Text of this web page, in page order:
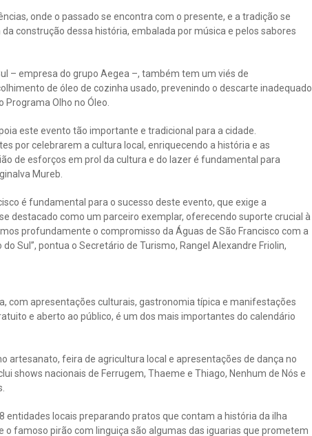
onde o passado se encontra com o presente, e a tradição se
construção dessa história, embalada por música e pelos sabores
– empresa do grupo Aegea –, também tem um viés de
de óleo de cozinha usado, prevenindo o descarte inadequado
Olho no Óleo.
este evento tão importante e tradicional para a cidade.
por celebrarem a cultura local, enriquecendo a história e as
de esforços em prol da cultura e do lazer é fundamental para
Mureb.
é fundamental para o sucesso deste evento, que exige a
destacado como um parceiro exemplar, oferecendo suporte crucial à
profundamente o compromisso da Águas de São Francisco com a
Sul”, pontua o Secretário de Turismo, Rangel Alexandre Friolin,
com apresentações culturais, gastronomia típica e manifestações
e aberto ao público, é um dos mais importantes do calendário
artesanato, feira de agricultura local e apresentações de dança no
shows nacionais de Ferrugem, Thaeme e Thiago, Nenhum de Nós e
locais preparando pratos que contam a história da ilha
famoso pirão com linguiça são algumas das iguarias que prometem